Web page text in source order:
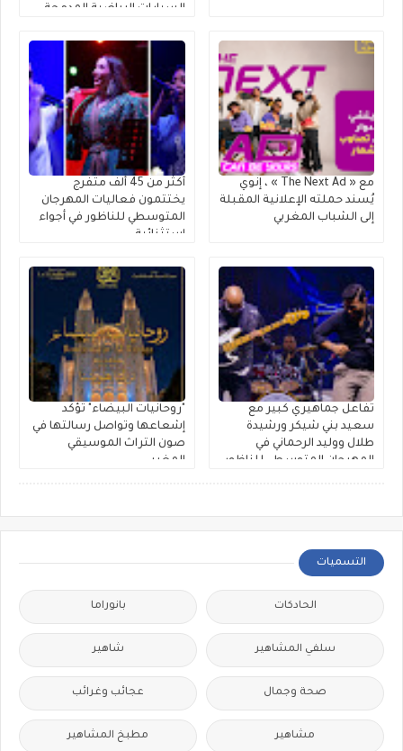
السيارات الرياضية المدمجة
مع « The Next Ad » ، إنوي
يُسند حملته الإعلانية المقبلة
إلى الشباب المغربي
أكثر من 45 ألف متفرج
يختتمون فعاليات المهرجان
المتوسطي للناظور في أجواء
استثنائية
تفاعل جماهيري كبير مع
سعيد بني شيكر ورشيدة
طلال ووليد الرحماني في
المهرجان المتوسطي للناظور
"روحانيات البيضاء" تؤكد
إشعاعها وتواصل رسالتها في
صون التراث الموسيقي
المغربي
التسميات
الحادكات بانوراما
سلفي المشاهير شاهير
صحة وجمال عجائب وغرائب
مشاهير مطبخ المشاهير